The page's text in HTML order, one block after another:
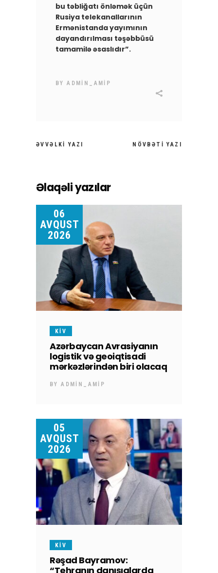
bu təbliğatı önləmək üçün
Rusiya telekanallarının
Ermənistanda yayımının
dayandırılması təşəbbüsü
tamamilə əsaslıdır”.
BYADMIN_AMIP
ƏVVƏLKI YAZI NÖVBƏTI YAZI
Əlaqəli yazılar
06
AVQUST
2026
KİV
Azərbaycan Avrasiyanın
logistik və geoiqtisadi
mərkəzlərindən biri olacaq
BYADMIN_AMIP
05
AVQUST
2026
KİV
Rəşad Bayramov:
“Tehranın danışıqlarda